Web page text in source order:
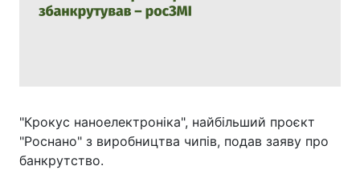
"Крокус наноелектроніка", найбільший проєкт
"Роснано" з виробництва чипів, подав заяву про
банкрутство.